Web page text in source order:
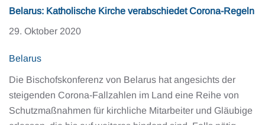
Belarus: Katholische Kirche verabschiedet Corona-Regeln
29. Oktober 2020
Belarus
Die Bischofskonferenz von Belarus hat angesichts der
steigenden Corona-Fallzahlen im Land eine Reihe von
Schutzmaßnahmen für kirchliche Mitarbeiter und Gläubige